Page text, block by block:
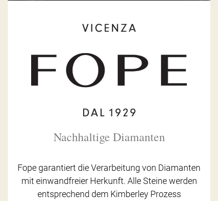
Nachhaltige Diamanten
Fope garantiert die Verarbeitung von Diamanten
mit einwandfreier Herkunft. Alle Steine werden
entsprechend dem Kimberley Prozess